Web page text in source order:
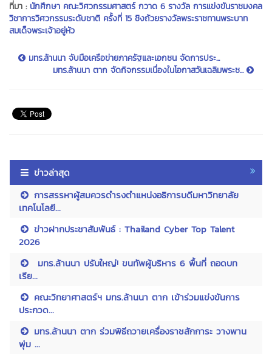
ที่มา : นักศึกษา คณะวิศวกรรมศาสตร์ กวาด 6 รางวัล การแข่งขันราชมงคล
วิชาการวิศวกรรมระดับชาติ ครั้งที่ 15 ชิงถ้วยรางวัลพระราชทานพระบาท
สมเด็จพระเจ้าอยู่หัว
มทร.ล้านนา จับมือเครือข่ายภาครัฐและเอกชน จัดการประ...
มทร.ล้านนา ตาก จัดกิจกรรมเนื่องในโอกาสวันเฉลิมพระช...
ข่าวล่าสุด
การสรรหาผู้สมควรดำรงตำแหน่งอธิการบดีมหาวิทยาลัย
เทคโนโลยี...
ข่าวฝากประชาสัมพันธ์ : Thailand Cyber Top Talent
2026
มทร.ล้านนา ปรับใหญ่! ขนทัพผู้บริหาร 6 พื้นที่ ถอดบท
เรีย...
คณะวิทยาศาสตร์ฯ มทร.ล้านนา ตาก เข้าร่วมแข่งขันการ
ประกวด...
มทร.ล้านนา ตาก ร่วมพิธีถวายเครื่องราชสักการะ วางพาน
พุ่ม ...